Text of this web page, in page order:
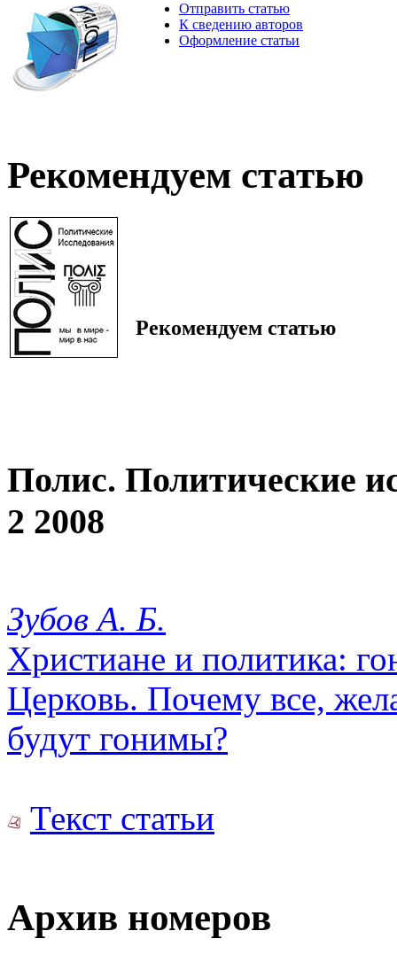
Отправить статью
К сведению авторов
Оформление статьи
Рекомендуем статью
Рекомендуем статью
Полис. Политические
2 2008
Зубов А. Б.
Христиане и политика:
Церковь. Почему все,
будут гонимы?
Текст статьи
Архив номеров